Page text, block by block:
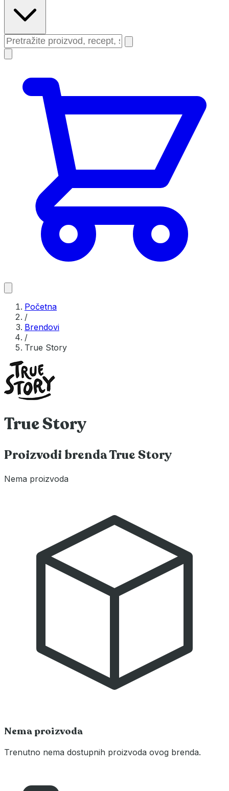
Početna
/
Brendovi
/
True Story
True Story
Proizvodi brenda True Story
Nema proizvoda
Nema proizvoda
Trenutno nema dostupnih proizvoda ovog brenda.